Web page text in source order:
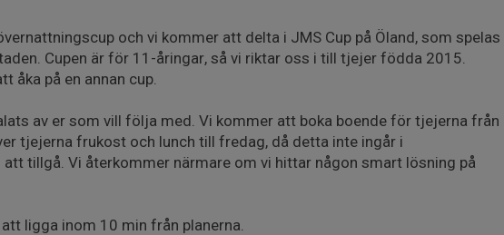
och vi kommer att delta i JMS Cup på Öland, som spelas
Cupen är för 11-åringar, så vi riktar oss i till tjejer födda 2015.
åka på en annan cup.
av er som vill följa med. Vi kommer att boka boende för tjejerna från
tjejerna frukost och lunch till fredag, då detta inte ingår i
tillgå. Vi återkommer närmare om vi hittar någon smart lösning på
ligga inom 10 min från planerna.